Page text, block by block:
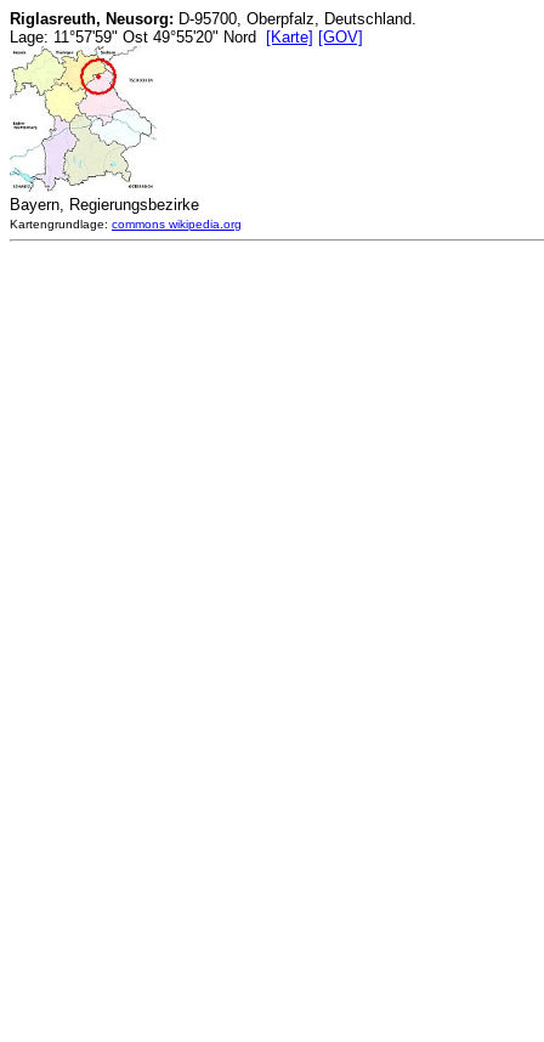
Riglasreuth, Neusorg: D-95700, Oberpfalz, Deutschland.
Lage: 11°57'59" Ost 49°55'20" Nord
[Karte] [GOV]
Bayern, Regierungsbezirke
Kartengrundlage: commons wikipedia.org